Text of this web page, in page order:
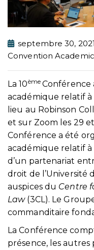
septembre 30, 2021
Convention
La 10ème
académique relatif
lieu au Robinson
et sur Zoom les 29
Conférence a été
académique relatif à
d’un partenariat
droit de l’Université
auspices du Centre
Law(3CL). Le
commanditaire
La Conférence
présence, les autres